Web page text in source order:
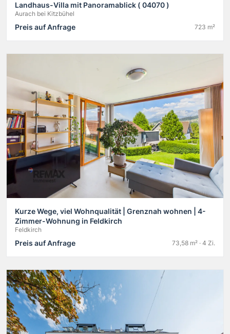
Landhaus-Villa mit Panoramablick ( 04070 )
Aurach bei Kitzbühel
Preis auf Anfrage 723 m²
Kurze Wege, viel Wohnqualität | Grenznah wohnen | 4-
Zimmer-Wohnung in Feldkirch
Feldkirch
Preis auf Anfrage 73,58 m² · 4 Zi.